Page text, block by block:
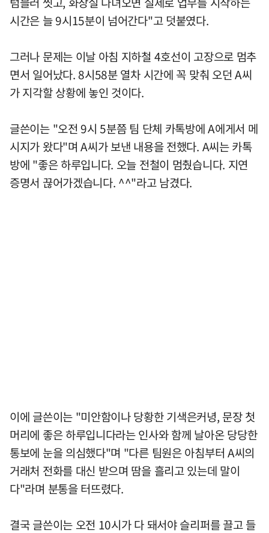
시간은 늘 9시15분이 넘어간다"고 덧붙였다.
그러나 문제는 이날 아침 지하철 4호선이 고장으로 멈추
면서 일어났다. 8시58분 열차 시간에 꼭 맞춰 오던 A씨
가 지각할 상황에 놓인 것이다.
글쓴이는 "오전 9시 5분쯤 팀 단체 카톡방에 A에게서 메
시지가 왔다"며 A씨가 보낸 내용을 전했다. A씨는 카톡
방에 "좋은 하루입니다. 오늘 전철이 멈췄습니다. 지연
증명서 끊어가겠습니다. ^^"라고 남겼다.
이에 글쓴이는 "미안함이나 당황한 기색은커녕, 문장 첫
머리에 좋은 하루입니다라는 인사와 함께 날아온 당당한
통보에 눈을 의심했다"며 "다른 팀원은 아침부터 A씨의
거래처 전화를 대신 받으며 땀을 흘리고 있는데 말이
다"라며 분통을 터뜨렸다.
결국 글쓴이는 오전 10시가 다 돼서야 슬리퍼를 끌고 들